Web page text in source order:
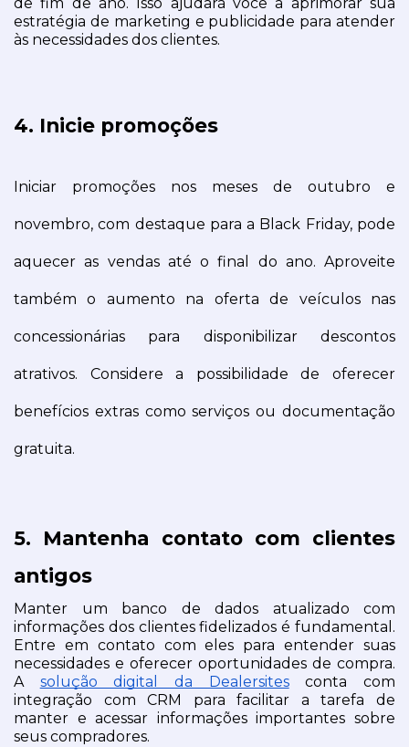
de fim de ano. Isso ajudará você a aprimorar sua
estratégia de marketing e publicidade para atender
às necessidades dos clientes.
4. Inicie promoções
Iniciar promoções nos meses de outubro e
novembro, com destaque para a Black Friday, pode
aquecer as vendas até o final do ano. Aproveite
também o aumento na oferta de veículos nas
concessionárias para disponibilizar descontos
atrativos. Considere a possibilidade de oferecer
benefícios extras como serviços ou documentação
gratuita.
5. Mantenha contato com clientes
antigos
Manter um banco de dados atualizado com
informações dos clientes fidelizados é fundamental.
Entre em contato com eles para entender suas
necessidades e oferecer oportunidades de compra.
A solução digital da Dealersites conta com
integração com CRM para facilitar a tarefa de
manter e acessar informações importantes sobre
seus compradores.